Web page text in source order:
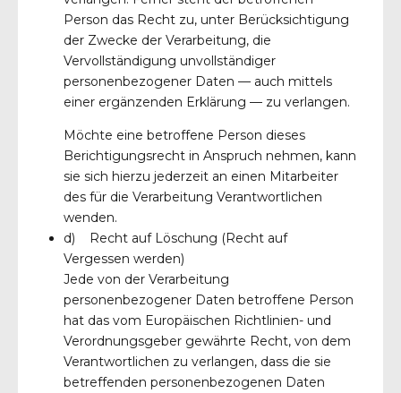
Person das Recht zu, unter Berücksichtigung
der Zwecke der Verarbeitung, die
Vervollständigung unvollständiger
personenbezogener Daten — auch mittels
einer ergänzenden Erklärung — zu verlangen.
Möchte eine betroffene Person dieses
Berichtigungsrecht in Anspruch nehmen, kann
sie sich hierzu jederzeit an einen Mitarbeiter
des für die Verarbeitung Verantwortlichen
wenden.
d) Recht auf Löschung (Recht auf
Vergessen werden)
Jede von der Verarbeitung
personenbezogener Daten betroffene Person
hat das vom Europäischen Richtlinien- und
Verordnungsgeber gewährte Recht, von dem
Verantwortlichen zu verlangen, dass die sie
betreffenden personenbezogenen Daten